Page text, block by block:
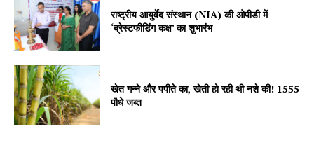
राष्ट्रीय आयुर्वेद संस्थान (NIA) की ओपीडी में
‘ब्रेस्टफीडिंग कक्ष’ का शुभारंभ
खेत गन्ने और पपीते का, खेती हो रही थी नशे की! 1555
पौधे जब्त